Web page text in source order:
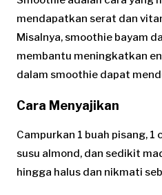
mendapatkan serat dan
Misalnya, smoothie bayam
membantu meningkatkan
dalam smoothie dapat
Cara Menyajikan
Campurkan 1 buah pisang,
susu almond, dan sedikit
hingga halus dan nikmati